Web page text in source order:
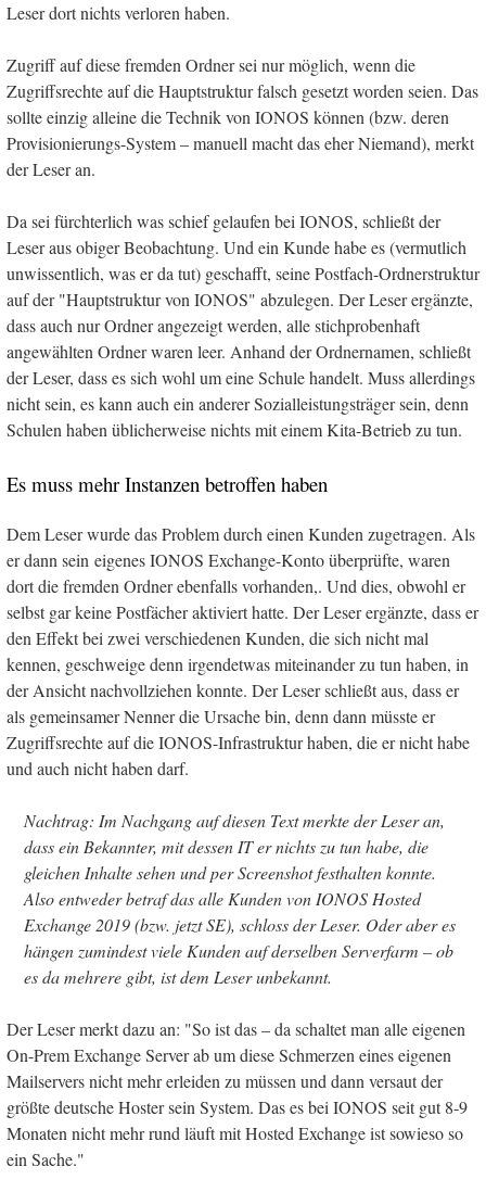
Leser dort nichts verloren haben.
Zugriff auf diese fremden Ordner sei nur möglich, wenn die
Zugriffsrechte auf die Hauptstruktur falsch gesetzt worden seien. Das
sollte einzig alleine die Technik von IONOS können (bzw. deren
Provisionierungs-System – manuell macht das eher Niemand), merkt
der Leser an.
Da sei fürchterlich was schief gelaufen bei IONOS, schließt der
Leser aus obiger Beobachtung. Und ein Kunde habe es (vermutlich
unwissentlich, was er da tut) geschafft, seine Postfach-Ordnerstruktur
auf der "Hauptstruktur von IONOS" abzulegen. Der Leser ergänzte,
dass auch nur Ordner angezeigt werden, alle stichprobenhaft
angewählten Ordner waren leer. Anhand der Ordnernamen, schließt
der Leser, dass es sich wohl um eine Schule handelt. Muss allerdings
nicht sein, es kann auch ein anderer Sozialleistungsträger sein, denn
Schulen haben üblicherweise nichts mit einem Kita-Betrieb zu tun.
Es muss mehr Instanzen betroffen haben
Dem Leser wurde das Problem durch einen Kunden zugetragen. Als
er dann sein eigenes IONOS Exchange-Konto überprüfte, waren
dort die fremden Ordner ebenfalls vorhanden,. Und dies, obwohl er
selbst gar keine Postfächer aktiviert hatte. Der Leser ergänzte, dass er
den Effekt bei zwei verschiedenen Kunden, die sich nicht mal
kennen, geschweige denn irgendetwas miteinander zu tun haben, in
der Ansicht nachvollziehen konnte. Der Leser schließt aus, dass er
als gemeinsamer Nenner die Ursache bin, denn dann müsste er
Zugriffsrechte auf die IONOS-Infrastruktur haben, die er nicht habe
und auch nicht haben darf.
Nachtrag: Im Nachgang auf diesen Text merkte der Leser an,
dass ein Bekannter, mit dessen IT er nichts zu tun habe, die
gleichen Inhalte sehen und per Screenshot festhalten konnte.
Also entweder betraf das alle Kunden von IONOS Hosted
Exchange 2019 (bzw. jetzt SE), schloss der Leser. Oder aber es
hängen zumindest viele Kunden auf derselben Serverfarm – ob
es da mehrere gibt, ist dem Leser unbekannt.
Der Leser merkt dazu an: "So ist das – da schaltet man alle eigenen
On-Prem Exchange Server ab um diese Schmerzen eines eigenen
Mailservers nicht mehr erleiden zu müssen und dann versaut der
größte deutsche Hoster sein System. Das es bei IONOS seit gut 8-9
Monaten nicht mehr rund läuft mit Hosted Exchange ist sowieso so
ein Sache."